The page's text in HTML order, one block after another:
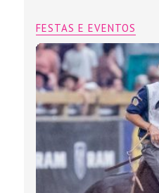
FESTAS E EVENTOS